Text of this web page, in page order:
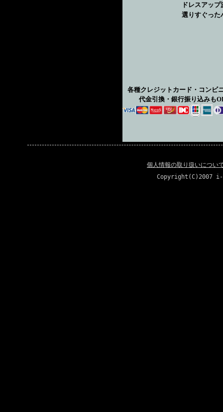
ドレスアッ
選りすぐった
各種クレジットカード・コンビ
代金引換・銀行振り込みも
個人情報の取り扱いについ
Copyright(C)2007